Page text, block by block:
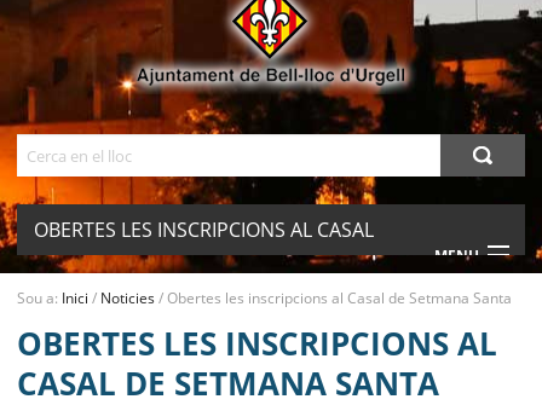
OBERTES LES INSCRIPCIONS AL CASAL
DE SETMANA SANTA
MENU
AJUNTAMENT
MUNICIPI
Sou a: Inici / Noticies/Obertes les inscripcions al Casal de Setmana Santa
OBERTES LES INSCRIPCIONS AL
CASAL DE SETMANA SANTA